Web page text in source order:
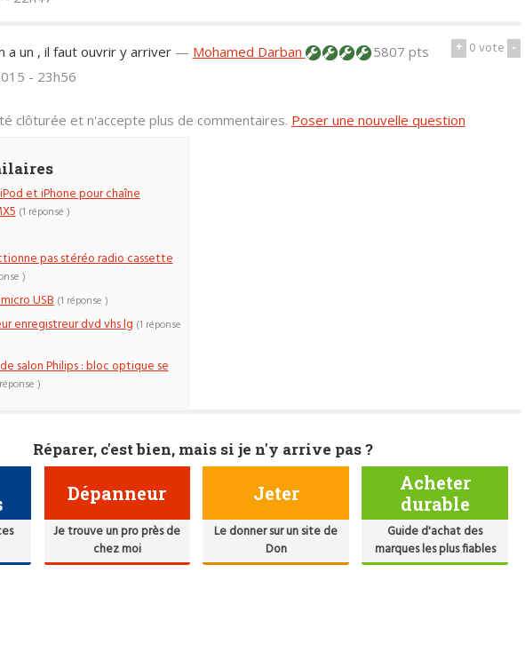
+ 0vote -
a un , il faut ouvrir y arriver — Mohamed Darban
5807 pts
- 23h56
clôturée et n'accepte plus de commentaires. Poser une nouvelle question
et iPhone pour chaîne
(1 réponse )
pas stéréo radio cassette
)
USB (1 réponse )
enregistreur dvd vhs lg (1 réponse
salon Philips : bloc optique se
)
Réparer, c'est bien, mais si je n'y arrive pas ?
Dépanneur
Je trouve un pro près de
chez moi
Jeter
Le donner sur un site de
Don
Acheter
durable
Guide d'achat des
marques les plus fiables